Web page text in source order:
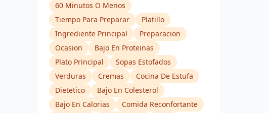
60 Minutos O Menos
Tiempo Para Preparar
Platillo
Ingrediente Principal
Preparacion
Ocasion
Bajo En Proteinas
Plato Principal
Sopas Estofados
Verduras
Cremas
Cocina De Estufa
Dietetico
Bajo En Colesterol
Bajo En Calorias
Comida Reconfortante